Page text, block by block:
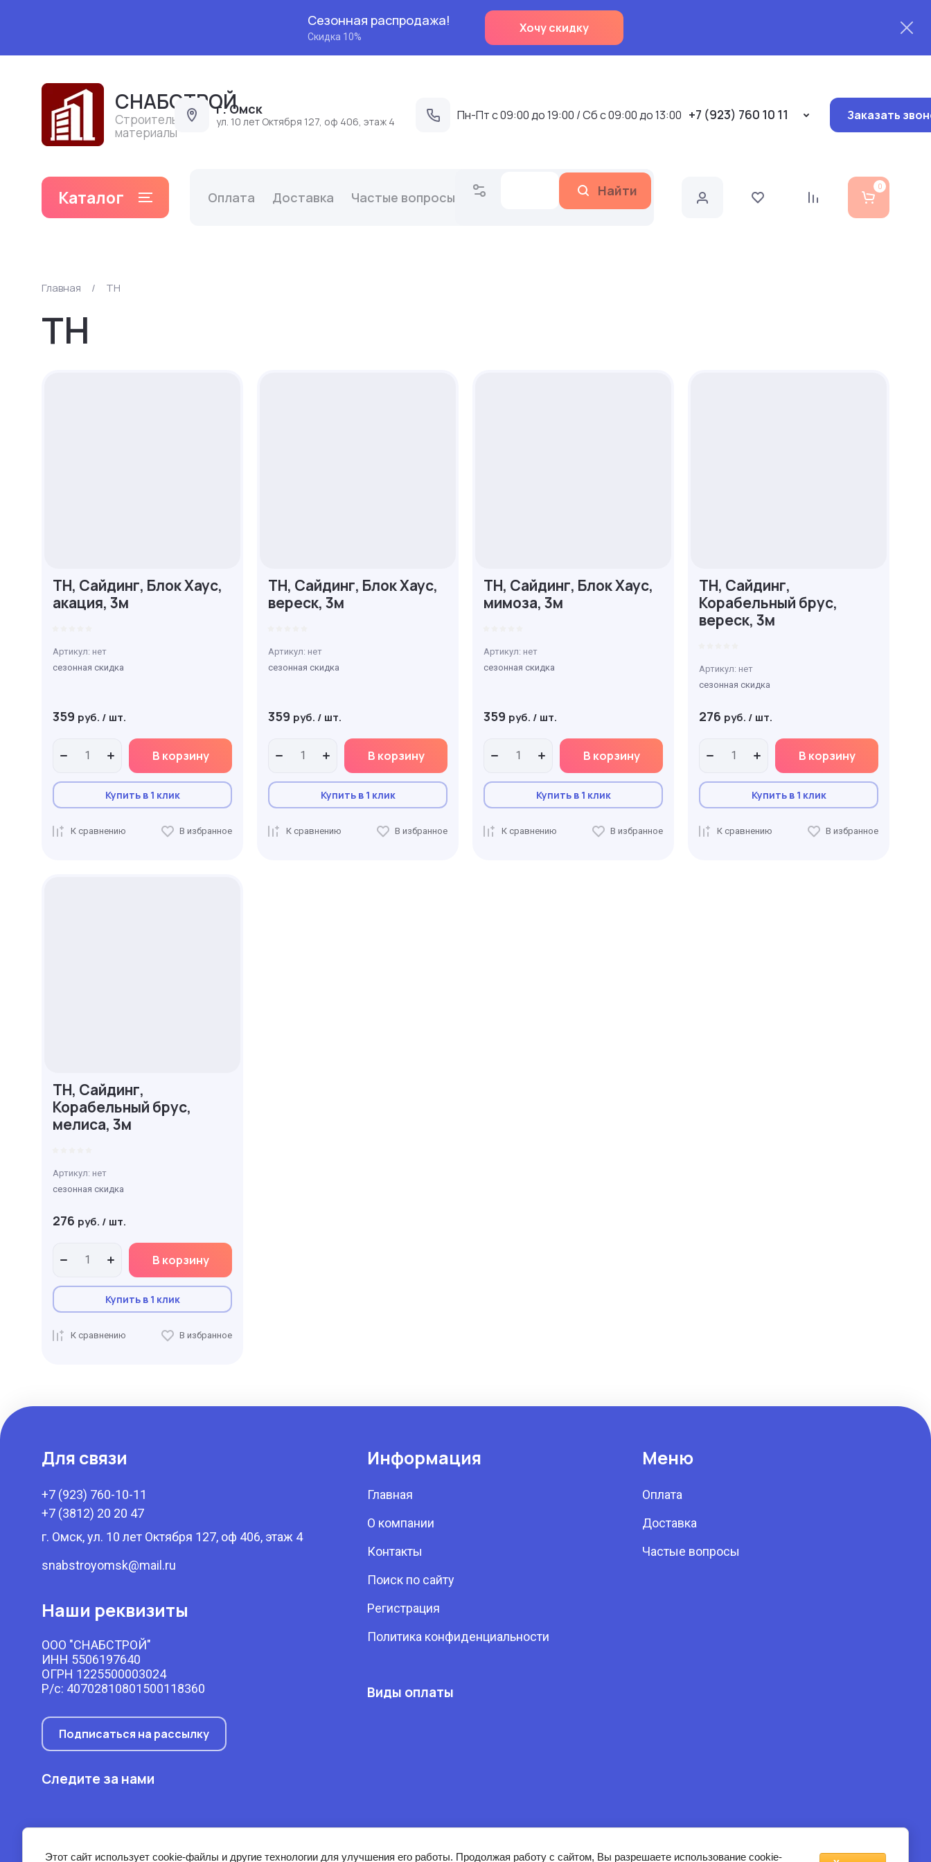
Сезонная распродажа!
Скидка 10%
Хочу скидку
СНАБСТРОЙ
Строительные
материалы
г. Омск
ул. 10 лет Октября 127, оф 406, этаж 4 Пн-Пт с 09:00 до 19:00 / Сб с 09:00 до 13:00 +7 (923) 760 10 11 Заказать
Каталог Оплата Доставка Частые вопросы Найти 0
Главная / ТН
ТН
ТН, Сайдинг, Блок Хаус,
акация, 3м
Артикул: нет
сезонная скидка
359 руб. / шт.
В корзину
Купить в 1 клик
К сравнению В избранное
ТН, Сайдинг, Блок Хаус,
вереск, 3м
Артикул: нет
сезонная скидка
359 руб. / шт.
В корзину
Купить в 1 клик
К сравнению В избранное
ТН, Сайдинг, Блок Хаус,
мимоза, 3м
Артикул: нет
сезонная скидка
359 руб. / шт.
В корзину
Купить в 1 клик
К сравнению В избранное
ТН, Сайдинг,
Корабельный брус,
вереск, 3м
Артикул: нет
сезонная скидка
276 руб. / шт.
В корзину
Купить в 1 клик
К сравнению В избранное
ТН, Сайдинг,
Корабельный брус,
мелиса, 3м
Артикул: нет
сезонная скидка
276 руб. / шт.
В корзину
Купить в 1 клик
К сравнению В избранное
Для связи
+7 (923) 760-10-11
+7 (3812) 20 20 47
г. Омск, ул. 10 лет Октября 127, оф 406, этаж 4
snabstroyomsk@mail.ru
Наши реквизиты
ООО "СНАБСТРОЙ"
ИНН 5506197640
ОГРН 1225500003024
Р/с: 40702810801500118360
Подписаться на рассылку
Следите за нами
Информация
Главная
О компании
Контакты
Поиск по сайту
Регистрация
Политика конфиденциальности
Меню
Оплата
Доставка
Частые вопросы
Виды оплаты
Этот сайт использует cookie-файлы и другие технологии для улучшения его работы. Продолжая работу с сайтом, Вы разрешаете использование cookie-